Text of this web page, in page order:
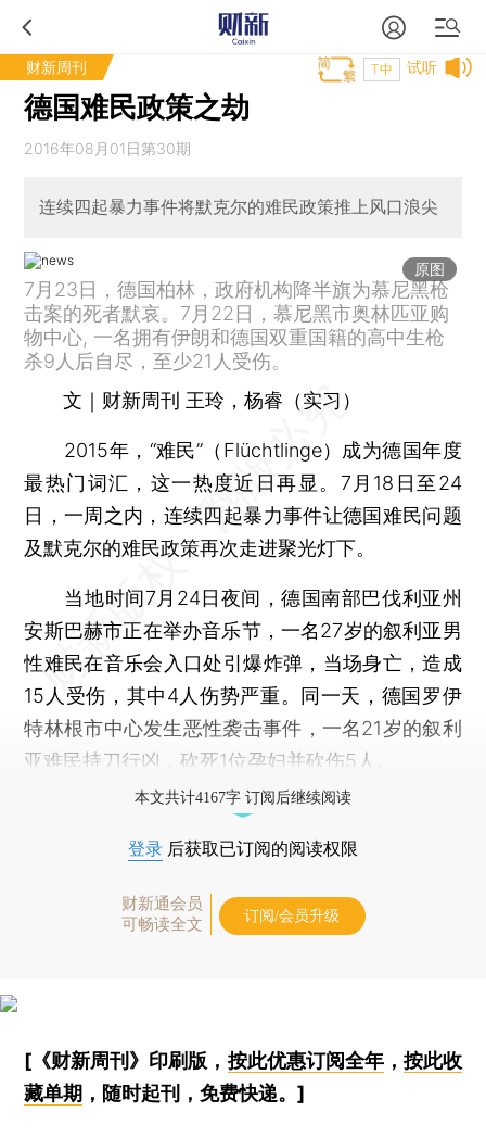
财新周刊 试听
T中
德国难民政策之劫
2016年08月01日第30期
连续四起暴力事件将默克尔的难民政策推上风口浪尖
原图
7月23日，德国柏林，政府机构降半旗为慕尼黑枪
击案的死者默哀。7月22日，慕尼黑市奥林匹亚购
物中心, 一名拥有伊朗和德国双重国籍的高中生枪
杀9人后自尽，至少21人受伤。
文｜财新周刊 王玲，杨睿（实习）
2015年，“难民”（Flüchtlinge）成为德国年度
最热门词汇，这一热度近日再显。7月18日至24
日，一周之内，连续四起暴力事件让德国难民问题
及默克尔的难民政策再次走进聚光灯下。
当地时间7月24日夜间，德国南部巴伐利亚州
安斯巴赫市正在举办音乐节，一名27岁的叙利亚男
性难民在音乐会入口处引爆炸弹，当场身亡，造成
15人受伤，其中4人伤势严重。同一天，德国罗伊
特林根市中心发生恶性袭击事件，一名21岁的叙利
亚难民持刀行凶，砍死1位孕妇并砍伤5人。
本文共计4167字 订阅后继续阅读
登录 后获取已订阅的阅读权限
财新通会员
可畅读全文
订阅/会员升级
[《财新周刊》印刷版， 按此优惠订阅全年， 按此收
藏单期 ，随时起刊，免费快递。]